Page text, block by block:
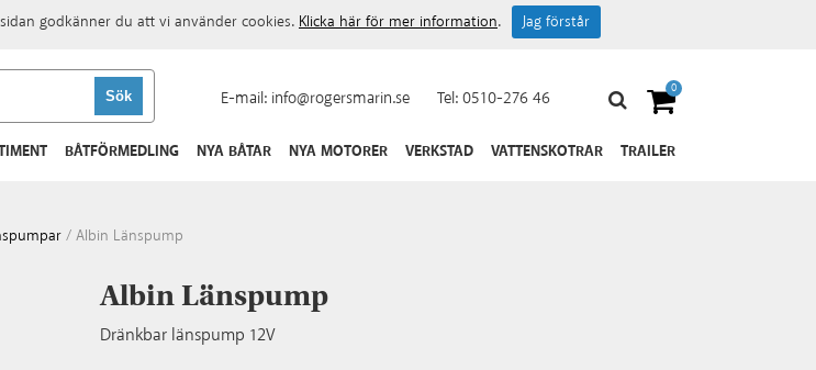
E-mail: info@rogersmarin.se Tel:0510-276 46 0
BÅTFÖRMEDLING NYA BÅTAR NYA MOTORER VERKSTAD VATTENSKOTRAR TRAILER
/ Albin Länspump
Albin Länspump
Dränkbar länspump 12V
godkänner du att vi använder cookies.Klicka här för mer information. Jag förstår